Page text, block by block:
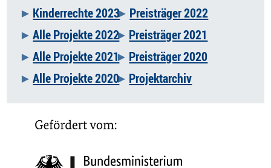
Kinderrechte 2023
Preisträger 2022
Alle Projekte 2022
Preisträger 2021
Alle Projekte 2021
Preisträger 2020
Alle Projekte 2020
Projektarchiv